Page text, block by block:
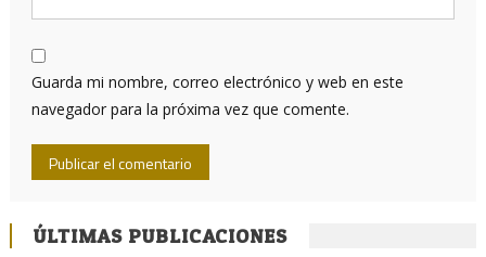
Guarda mi nombre, correo electrónico y web en este
navegador para la próxima vez que comente.
ÚLTIMAS PUBLICACIONES